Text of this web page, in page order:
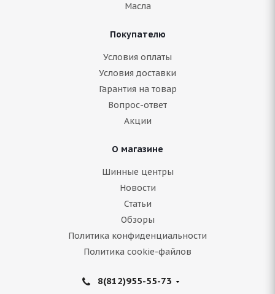
Масла
Покупателю
Условия оплаты
Условия доставки
Гарантия на товар
Вопрос-ответ
Акции
О магазине
Шинные центры
Новости
Статьи
Обзоры
Политика конфиденциальности
Политика cookie-файлов
8(812)955-55-73